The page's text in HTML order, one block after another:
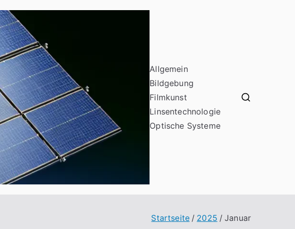
odf16
Allgemein
Bildgebung
Filmkunst
Linsentechnologie
Optische Systeme
Startseite 2025 Januar